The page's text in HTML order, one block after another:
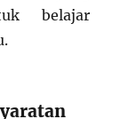
belajar